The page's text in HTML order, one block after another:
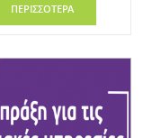
ΠΕΡΙΣΣΟΤΕΡΑ